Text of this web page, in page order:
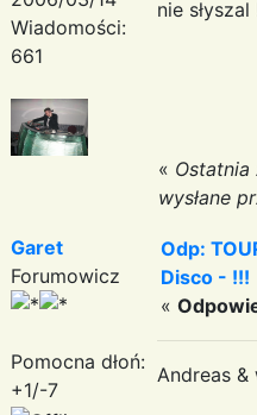
Wiadomości:
661
nie słyszal
«
wysłane
Garet
Forumowicz
Pomocna dłoń:
+1/-7
Odp:
Disco - !!!
«
Andreas